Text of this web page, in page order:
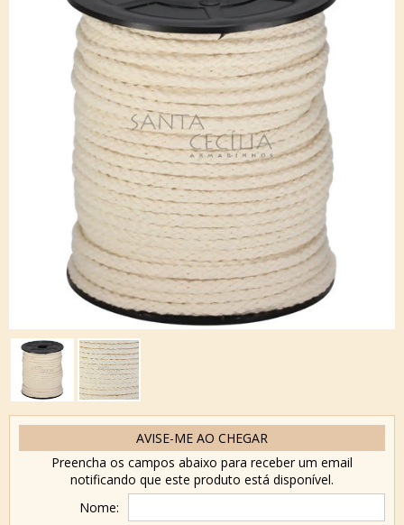
AVISE-ME AO CHEGAR
Preencha os campos abaixo para receber um email
notificando que este produto está disponível.
Nome: